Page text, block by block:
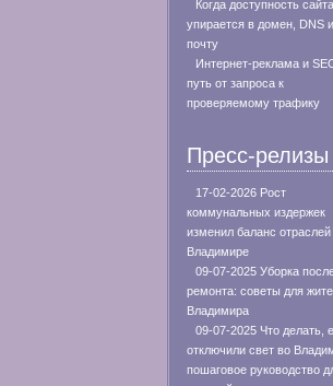
Когда доступность сайта
упирается в домен, DNS и
почту
Интернет-реклама и
путь от запроса к
проверяемому трафику
Пресс-релизы
17-02-2026 Рост
коммунальных издержек
изменил баланс отраслей
Владимире
09-07-2025 Уборка
ремонта: советы для
Владимира
09-07-2025 Что делать,
отключили свет во
пошаговое руководство